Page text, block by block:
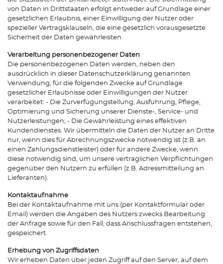
von Daten in Drittstaaten erfolgt entweder auf Grundlage einer
gesetzlichen Erlaubnis, einer Einwilligung der Nutzer oder
spezieller Vertragsklauseln, die eine gesetzlich vorausgesetzte
Sicherheit der Daten gewährleisten.
Verarbeitung personenbezogener Daten
Die personenbezogenen Daten werden, neben den
ausdrücklich in dieser Datenschutzerklärung genannten
Verwendung, für die folgenden Zwecke auf Grundlage
gesetzlicher Erlaubnisse oder Einwilligungen der Nutzer
verarbeitet: - Die Zurverfügungstellung, Ausführung, Pflege,
Optimierung und Sicherung unserer Dienste-, Service- und
Nutzerleistungen; - Die Gewährleistung eines effektiven
Kundendienstes. Wir übermitteln die Daten der Nutzer an Dritte
nur, wenn dies für Abrechnungszwecke notwendig ist (z.B. an
einen Zahlungsdienstleister) oder für andere Zwecke, wenn
diese notwendig sind, um unsere vertraglichen Verpflichtungen
gegenüber den Nutzern zu erfüllen (z.B. Adressmitteilung an
Lieferanten).
Kontaktaufnahme
Bei der Kontaktaufnahme mit uns (per Kontaktformular oder
Email) werden die Angaben des Nutzers zwecks Bearbeitung
der Anfrage sowie für den Fall, dass Anschlussfragen entstehen,
gespeichert.
Erhebung von Zugriffsdaten
Wir erheben Daten über jeden Zugriff auf den Server, auf dem